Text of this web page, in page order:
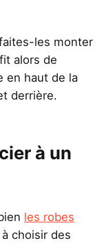
les monter
alors de
en haut de la
derrière.
à un
les robes
choisir des